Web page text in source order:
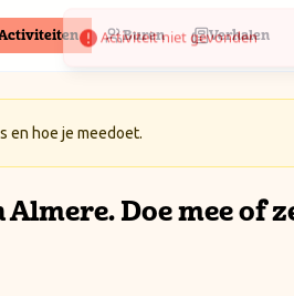
Buren Verhalen
en hoe je meedoet.
Doe mee of